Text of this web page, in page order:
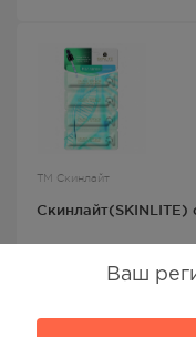
Ваш
ТМ Скинлайт